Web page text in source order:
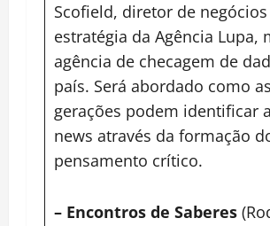
Scofield, diretor de
estratégia da Agência Lupa,
agência de checagem de
país. Será abordado como
gerações podem identificar
news através da formação
pensamento crítico.
– Encontros de Saberes